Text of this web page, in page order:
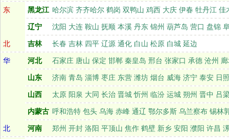
东 黑龙江 哈尔滨 齐齐哈尔 鹤岗 双鸭山 鸡西 大庆 伊春 牡丹江 佳
辽宁 沈阳 大连 鞍山 抚顺 本溪 丹东 锦州 葫芦岛 营口 盘锦
北 吉林 长春 吉林 四平 辽源 通化 白山 松原 白城 延边
华 河北 石家庄 唐山 保定 邯郸 秦皇岛 邢台 张家口 承德 沧州
山东 济南 青岛 淄博 枣庄 东营 潍坊 烟台 威海 济宁 泰安 日
山西 太原 阳泉 大同 长治 晋城 忻州 临汾 运城 朔州 晋中 吕
内蒙古 呼和浩特 包头 乌海 赤峰 通辽 鄂尔多斯 乌兰察布 锡林
北 河南 郑州 开封 洛阳 平顶山 焦作 鹤壁 新乡 安阳 濮阳 许昌